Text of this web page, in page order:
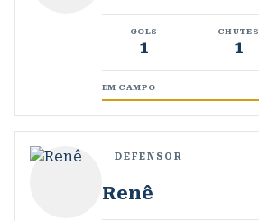
GOLS
1
CHUTES
1
EM CAMPO
DEFENSOR
Renê